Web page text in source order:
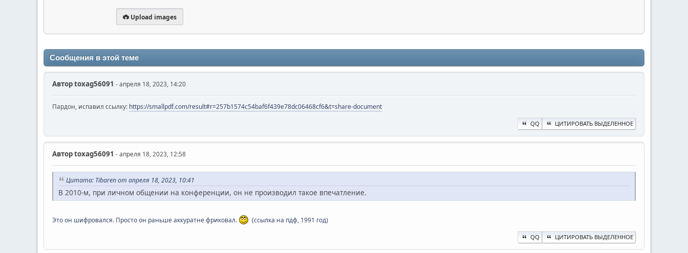
Upload images
Сообщения в этой теме
Авторtoxag56091 - апреля 18, 2023, 14:20
Пардон, испавил ссылку: https://smallpdf.com/result#r=257b1574c54baf6f439e78dc06468cf6&t=share-document
QQ ЦИТИРОВАТЬ ВЫДЕЛЕННОЕ
Авторtoxag56091 - апреля 18, 2023, 12:58
Цитата: Tibaren от апреля 18, 2023, 10:41
В 2010-м, при личном общении на конференции, он не производил такое впечатление.
Это он шифровался. Просто он раньше аккуратне фриковал. (ссылка на пдф, 1991 год)
QQ ЦИТИРОВАТЬ ВЫДЕЛЕННОЕ